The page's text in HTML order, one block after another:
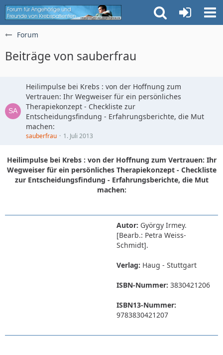
Forum
Beiträge von sauberfrau
Heilimpulse bei Krebs : von der Hoffnung zum
Vertrauen: Ihr Wegweiser für ein persönliches
Therapiekonzept - Checkliste zur
Entscheidungsfindung - Erfahrungsberichte, die Mut
machen:
sauberfrau 1. Juli 2013
Heilimpulse bei Krebs : von der Hoffnung zum Vertrauen: Ihr
Wegweiser für ein persönliches Therapiekonzept - Checkliste
zur Entscheidungsfindung - Erfahrungsberichte, die Mut
machen:
Autor: György Irmey.
[Bearb.: Petra Weiss-
Schmidt].
Verlag: Haug - Stuttgart
ISBN-Nummer: 3830421206
ISBN13-Nummer:
9783830421207